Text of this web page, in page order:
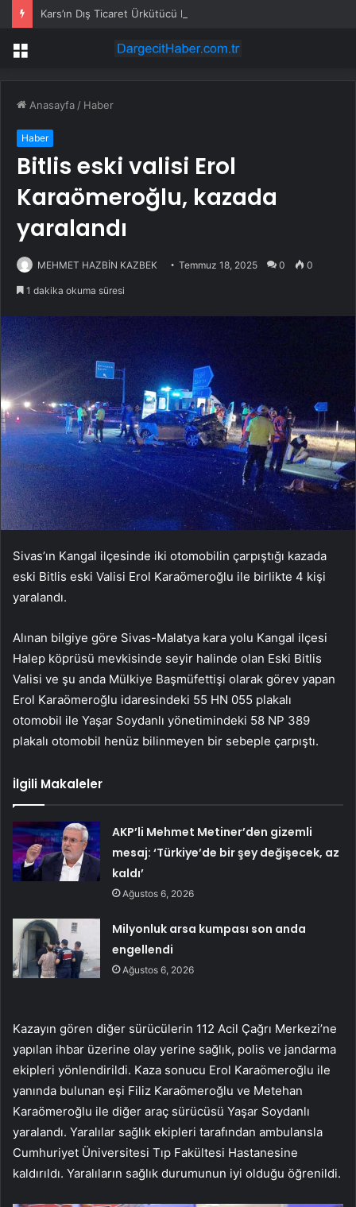
Kars’ın Dış Ticaret Ürkütücü Düşüşü
Menü
Anasayfa / Haber
Haber
Bitlis eski valisi Erol
Karaömeroğlu, kazada
yaralandı
MEHMET HAZBİN KAZBEK Temmuz 18, 2025 0 0
1 dakika okuma süresi
Sivas’ın Kangal ilçesinde iki otomobilin çarpıştığı kazada
eski Bitlis eski Valisi Erol Karaömeroğlu ile birlikte 4 kişi
yaralandı.
Alınan bilgiye göre Sivas-Malatya kara yolu Kangal ilçesi
Halep köprüsü mevkisinde seyir halinde olan Eski Bitlis
Valisi ve şu anda Mülkiye Başmüfettişi olarak görev yapan
Erol Karaömeroğlu idaresindeki 55 HN 055 plakalı
otomobil ile Yaşar Soydanlı yönetimindeki 58 NP 389
plakalı otomobil henüz bilinmeyen bir sebeple çarpıştı.
İlgili Makaleler
AKP’li Mehmet Metiner’den gizemli
mesaj: ‘Türkiye’de bir şey değişecek, az
kaldı’
Ağustos 6, 2026
Milyonluk arsa kumpası son anda
engellendi
Ağustos 6, 2026
Kazayın gören diğer sürücülerin 112 Acil Çağrı Merkezi’ne
yapılan ihbar üzerine olay yerine sağlık, polis ve jandarma
ekipleri yönlendirildi. Kaza sonucu Erol Karaömeroğlu ile
yanında bulunan eşi Filiz Karaömeroğlu ve Metehan
Karaömeroğlu ile diğer araç sürücüsü Yaşar Soydanlı
yaralandı. Yaralılar sağlık ekipleri tarafından ambulansla
Cumhuriyet Üniversitesi Tıp Fakültesi Hastanesine
kaldırıldı. Yaralıların sağlık durumunun iyi olduğu öğrenildi.